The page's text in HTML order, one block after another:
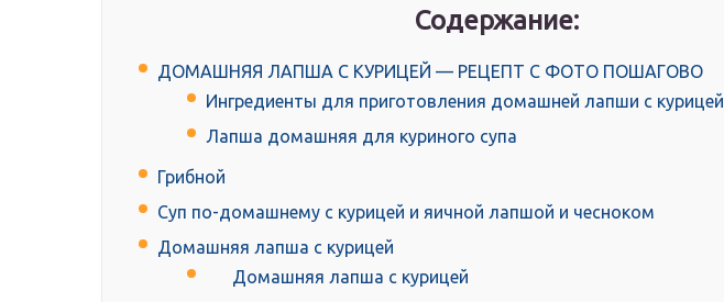
Содержание:
ДОМАШНЯЯ ЛАПША С КУРИЦЕЙ — РЕЦЕПТ С ФОТО ПОШАГОВО
Ингредиенты для приготовления домашней лапши с курицей
Лапша домашняя для куриного супа
Грибной­
Суп по-домашнему с курицей и яичной лапшой и чесноком
Домашняя лапша с курицей
Домашняя лапша с курицей